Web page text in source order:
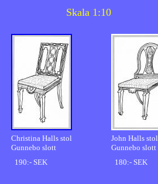
1:10
Christina Halls stol
Gunnebo slott
John Halls stol
Gunnebo slott
190:- SEK 180:- SEK